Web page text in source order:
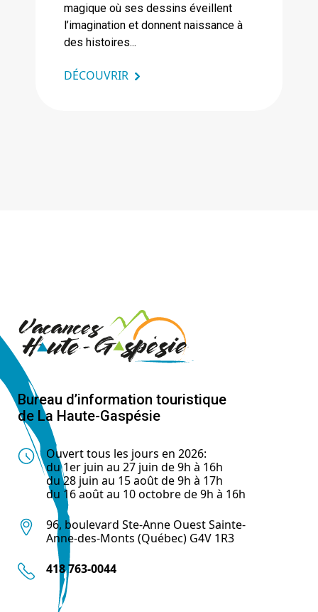
magique où ses dessins éveillent
l’imagination et donnent naissance à
des histoires...
DÉCOUVRIR
Bureau d’information touristique
de La Haute-Gaspésie
Ouvert tous les jours en 2026:
du 1er juin au 27 juin de 9h à 16h
du 28 juin au 15 août de 9h à 17h
du 16 août au 10 octobre de 9h à 16h
96, boulevard Ste-Anne Ouest Sainte-
Anne-des-Monts (Québec) G4V 1R3
418 763-0044